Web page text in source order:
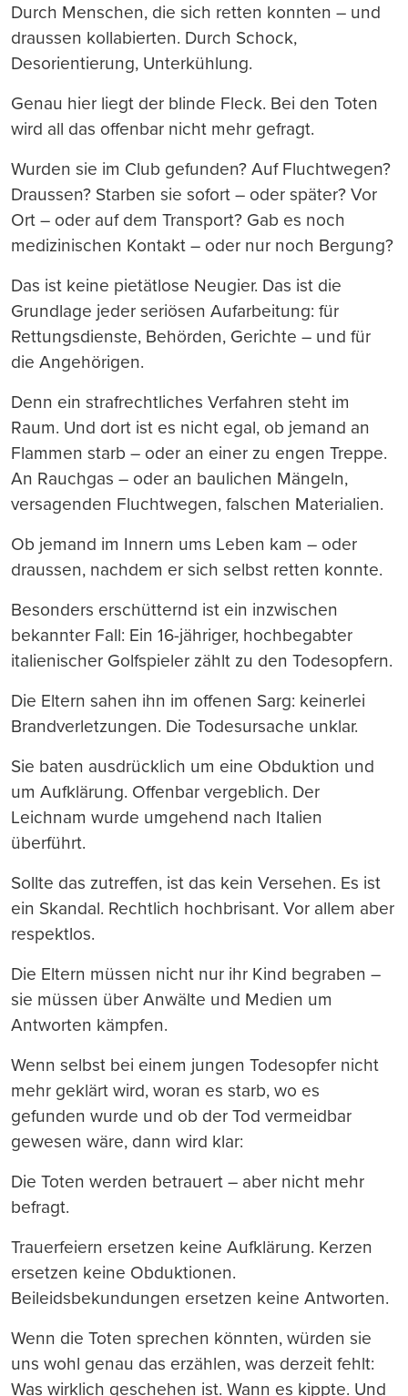
Durch Menschen, die sich retten konnten – und
draussen kollabierten. Durch Schock,
Desorientierung, Unterkühlung.
Genau hier liegt der blinde Fleck. Bei den Toten
wird all das offenbar nicht mehr gefragt.
Wurden sie im Club gefunden? Auf Fluchtwegen?
Draussen? Starben sie sofort – oder später? Vor
Ort – oder auf dem Transport? Gab es noch
medizinischen Kontakt – oder nur noch Bergung?
Das ist keine pietätlose Neugier. Das ist die
Grundlage jeder seriösen Aufarbeitung: für
Rettungsdienste, Behörden, Gerichte – und für
die Angehörigen.
Denn ein strafrechtliches Verfahren steht im
Raum. Und dort ist es nicht egal, ob jemand an
Flammen starb – oder an einer zu engen Treppe.
An Rauchgas – oder an baulichen Mängeln,
versagenden Fluchtwegen, falschen Materialien.
Ob jemand im Innern ums Leben kam – oder
draussen, nachdem er sich selbst retten konnte.
Besonders erschütternd ist ein inzwischen
bekannter Fall: Ein 16-jähriger, hochbegabter
italienischer Golfspieler zählt zu den Todesopfern.
Die Eltern sahen ihn im offenen Sarg: keinerlei
Brandverletzungen. Die Todesursache unklar.
Sie baten ausdrücklich um eine Obduktion und
um Aufklärung. Offenbar vergeblich. Der
Leichnam wurde umgehend nach Italien
überführt.
Sollte das zutreffen, ist das kein Versehen. Es ist
ein Skandal. Rechtlich hochbrisant. Vor allem aber
respektlos.
Die Eltern müssen nicht nur ihr Kind begraben –
sie müssen über Anwälte und Medien um
Antworten kämpfen.
Wenn selbst bei einem jungen Todesopfer nicht
mehr geklärt wird, woran es starb, wo es
gefunden wurde und ob der Tod vermeidbar
gewesen wäre, dann wird klar:
Die Toten werden betrauert – aber nicht mehr
befragt.
Trauerfeiern ersetzen keine Aufklärung. Kerzen
ersetzen keine Obduktionen.
Beileidsbekundungen ersetzen keine Antworten.
Wenn die Toten sprechen könnten, würden sie
uns wohl genau das erzählen, was derzeit fehlt:
Was wirklich geschehen ist. Wann es kippte. Und